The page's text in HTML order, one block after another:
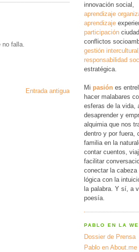
falla.
Entrada antigua
innovación social,
aprendizaje
aprendizaje
participación
conflictos
gestión intercultural
responsabilidad
estratégica.
Mi pasión es
hacer malabares
esferas de la vida,
desaprender y
alquimia que nos
dentro y por fuera,
familia en la
contar cuentos,
facilitar
conectar la
lógica con la
la palabra. Y sí, a
poesía.
PABLO EN LA
Dossier de Prensa
Pablo en About.me